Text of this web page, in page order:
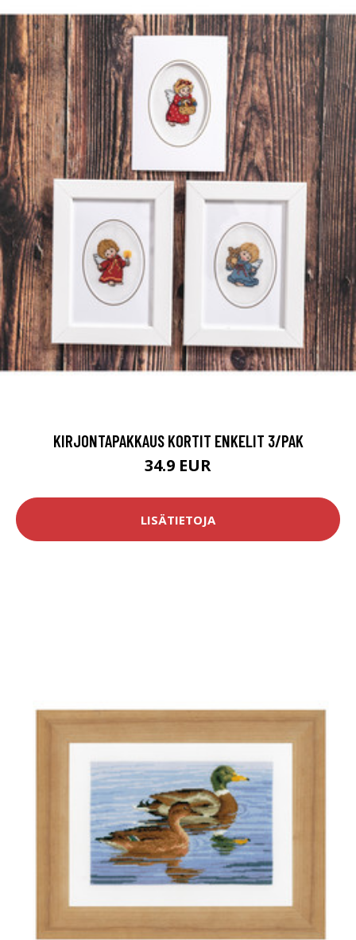
KIRJONTAPAKKAUS KORTIT ENKELIT 3/PAK
34.9 EUR
LISÄTIETOJA